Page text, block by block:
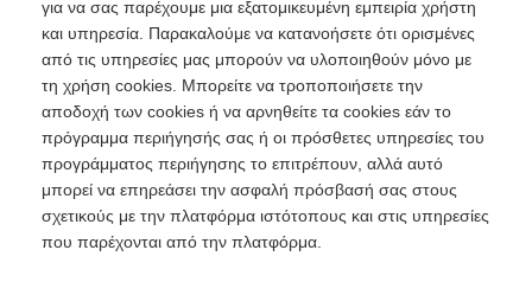
για να σας παρέχουμε μια εξατομικευμένη εμπειρία χρήστη
και υπηρεσία. Παρακαλούμε να κατανοήσετε ότι ορισμένες
από τις υπηρεσίες μας μπορούν να υλοποιηθούν μόνο με
τη χρήση cookies. Μπορείτε να τροποποιήσετε την
αποδοχή των cookies ή να αρνηθείτε τα cookies εάν το
πρόγραμμα περιήγησής σας ή οι πρόσθετες υπηρεσίες του
προγράμματος περιήγησης το επιτρέπουν, αλλά αυτό
μπορεί να επηρεάσει την ασφαλή πρόσβασή σας στους
σχετικούς με την πλατφόρμα ιστότοπους και στις υπηρεσίες
που παρέχονται από την πλατφόρμα.